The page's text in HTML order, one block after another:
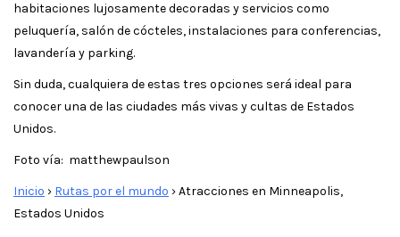
habitaciones lujosamente decoradas y servicios como
peluquería, salón de cócteles, instalaciones para conferencias,
lavandería y parking.
Sin duda, cualquiera de estas tres opciones será ideal para
conocer una de las ciudades más vivas y cultas de Estados
Unidos.
Foto vía: matthewpaulson
Inicio › Rutas por el mundo ›Atracciones en Minneapolis,
Estados Unidos